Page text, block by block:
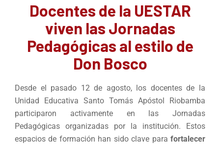
Docentes de la UESTAR
viven las Jornadas
Pedagógicas al estilo de
Don Bosco
Desde el pasado 12 de agosto, los docentes de la
Unidad Educativa Santo Tomás Apóstol Riobamba
participaron activamente en las Jornadas
Pedagógicas organizadas por la institución. Estos
espacios de formación han sido clave para fortalecer